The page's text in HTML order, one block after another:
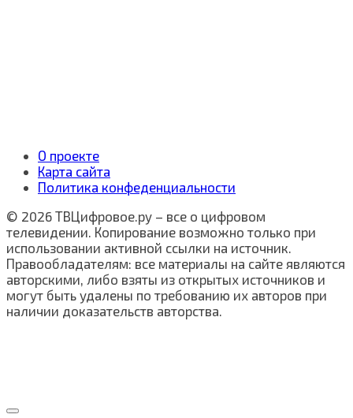
О проекте
Карта сайта
Политика конфеденциальности
© 2026 ТВЦифровое.ру – все о цифровом
телевидении. Копирование возможно только при
использовании активной ссылки на источник.
Правообладателям: все материалы на сайте являются
авторскими, либо взяты из открытых источников и
могут быть удалены по требованию их авторов при
наличии доказательств авторства.